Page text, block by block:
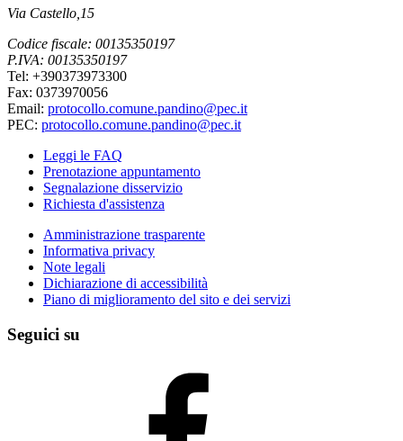
Via Castello,15
Codice fiscale: 00135350197
P.IVA: 00135350197
Tel: +390373973300
Fax: 0373970056
Email: protocollo.comune.pandino@pec.it
PEC: protocollo.comune.pandino@pec.it
Leggi le FAQ
Prenotazione appuntamento
Segnalazione disservizio
Richiesta d'assistenza
Amministrazione trasparente
Informativa privacy
Note legali
Dichiarazione di accessibilità
Piano di miglioramento del sito e dei servizi
Seguici su